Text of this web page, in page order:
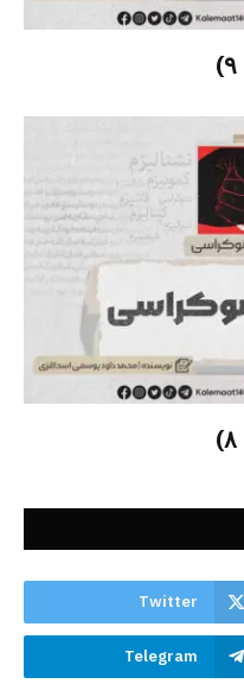
Twitter
Telegram